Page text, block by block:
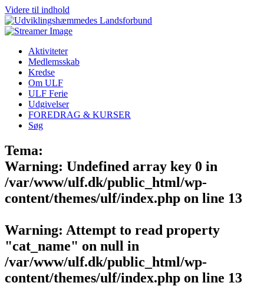
Videre til indhold
Aktiviteter
Medlemsskab
Kredse
Om ULF
ULF Ferie
Udgivelser
FOREDRAG & KURSER
Søg
Tema:
Warning: Undefined array key 0 in
/var/www/ulf.dk/public_html/wp-
content/themes/ulf/index.php on line 13
Warning: Attempt to read property
"cat_name" on null in
/var/www/ulf.dk/public_html/wp-
content/themes/ulf/index.php on line 13